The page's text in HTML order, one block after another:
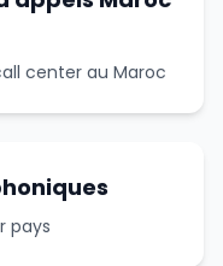
center au Maroc
pays